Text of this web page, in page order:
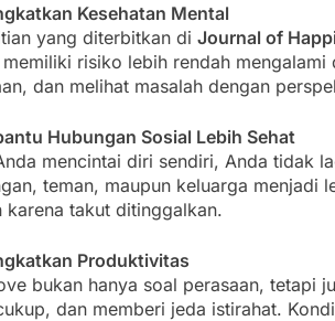
Kesehatan Mental
yang diterbitkan di Journal of
risiko lebih rendah
dan melihat masalah dengan
Hubungan Sosial Lebih Sehat
mencintai diri sendiri, Anda tidak
teman, maupun keluarga menjadi
karena takut ditinggalkan.
Produktivitas
bukan hanya soal perasaan, tetapi
dan memberi jeda istirahat.